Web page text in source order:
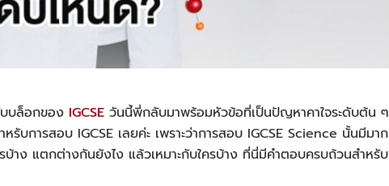
บบล็อกของ IGCSE วันนี้พี่กลับมาพร้อมหัวข้อที่เป็นปัญหาคาใจระดับต้น ๆ
บการสอบ IGCSE เลยค่ะ เพราะว่าการสอบ IGCSE Science นั้นมีมาก
าง แตกต่างกันยังไง แล้วเหมาะกับใครบ้าง ที่นี่มีคำตอบครบถ้วนสำหรับ